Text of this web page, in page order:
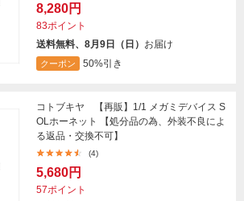
8,280円
83ポイント
送料無料、8月9日（日） お届け
クーポン 50%引き
コトブキヤ 【再販】1/1 メガミデバイス S
OLホーネット 【処分品の為、外装不良によ
る返品・交換不可】
(4)
5,680円
57ポイント